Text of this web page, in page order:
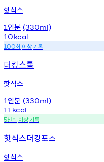
핫식스
1 인분 (330ml)
10kcal
100회 이상기록
더킹스톰
핫식스
1 인분 (330ml)
11 kcal
5천회 이상기록
핫식스더킹포스
핫식스